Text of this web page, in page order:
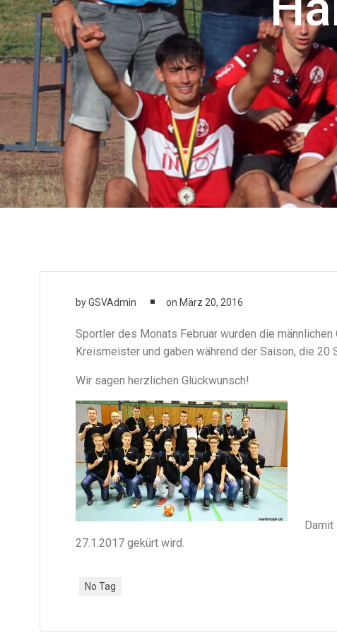
byGSVAdmin on März 20, 2016
Sportler des Monats Februar wurden die
Kreismeister und gaben während der Saison, die
Wir sagen herzlichen Glückwunsch!
Damit
27.1.2017 gekürt wird.
No Tag